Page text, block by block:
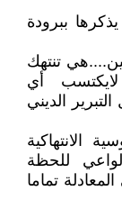
ببرودة
تنتهك
أي
الديني
الانتهاكية
للحظة
تماما